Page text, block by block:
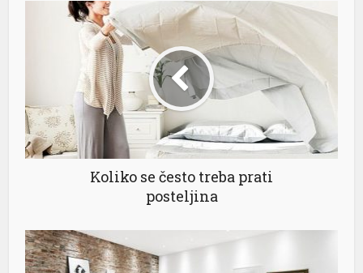
Koliko se često treba prati
posteljina